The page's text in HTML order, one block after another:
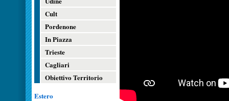
Cult
Pordenone
In Piazza
Trieste
Cagliari
Obiettivo Territorio
Estero